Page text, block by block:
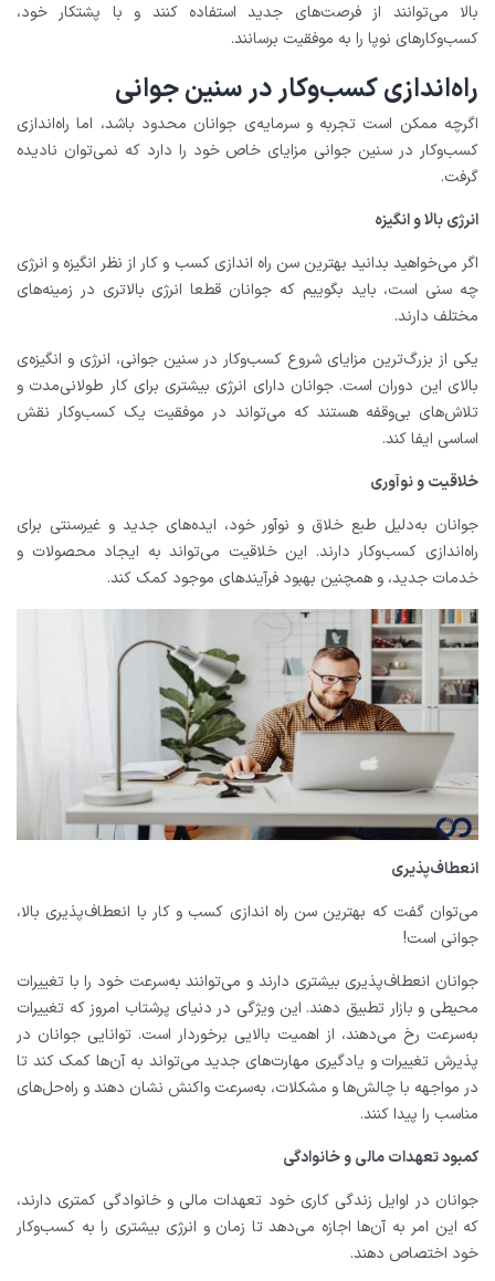
بالا می‌توانند از فرصت‌های جدید استفاده کنند و با پشتکار خود،
کسب‌وکارهای نوپا را به موفقیت برسانند.
راه‌اندازی کسب‌وکار در سنین جوانی
اگرچه ممکن است تجربه و سرمایه‌ی جوانان محدود باشد، اما راه‌اندازی
کسب‌وکار در سنین جوانی مزایای خاص خود را دارد که نمی‌توان نادیده
گرفت.
انرژی بالا و انگیزه
اگر می‌خواهید بدانید بهترین سن راه اندازی کسب و کار از نظر انگیزه و انرژی
چه سنی است، باید بگوییم که جوانان قطعا انرژی بالاتری در زمینه‌های
مختلف دارند.
یکی از بزرگ‌ترین مزایای شروع کسب‌وکار در سنین جوانی، انرژی و انگیزه‌ی
بالای این دوران است. جوانان دارای انرژی بیشتری برای کار طولانی‌مدت و
تلاش‌های بی‌وقفه هستند که می‌تواند در موفقیت یک کسب‌وکار نقش
اساسی ایفا کند.
خلاقیت و نوآوری
جوانان به‌دلیل طبع خلاق و نوآور خود، ایده‌های جدید و غیرسنتی برای
راه‌اندازی کسب‌وکار دارند. این خلاقیت می‌تواند به ایجاد محصولات و
خدمات جدید، و همچنین بهبود فرآیندهای موجود کمک کند.
انعطاف‌پذیری
می‌توان گفت که بهترین سن راه اندازی کسب و کار با انعطاف‌پذیری بالا،
جوانی است!
جوانان انعطاف‌پذیری بیشتری دارند و می‌توانند به‌سرعت خود را با تغییرات
محیطی و بازار تطبیق دهند. این ویژگی در دنیای پرشتاب امروز که تغییرات
به‌سرعت رخ می‌دهند، از اهمیت بالایی برخوردار است. توانایی جوانان در
پذیرش تغییرات و یادگیری مهارت‌های جدید می‌تواند به آن‌ها کمک کند تا
در مواجهه با چالش‌ها و مشکلات، به‌سرعت واکنش نشان دهند و راه‌حل‌های
مناسب را پیدا کنند.
کمبود تعهدات مالی و خانوادگی
جوانان در اوایل زندگی کاری خود تعهدات مالی و خانوادگی کمتری دارند،
که این امر به آن‌ها اجازه می‌دهد تا زمان و انرژی بیشتری را به کسب‌وکار
خود اختصاص دهند.